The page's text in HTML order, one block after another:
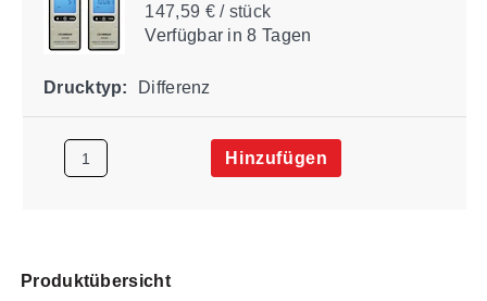
147,59 € / stück
Verfügbarin 8 Tagen
Drucktyp: Differenz
Hinzufügen
Produktübersicht